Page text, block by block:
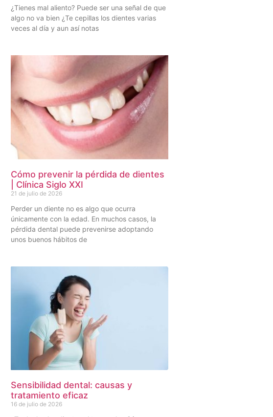
¿Tienes mal aliento? Puede ser una señal de que
algo no va bien ¿Te cepillas los dientes varias
veces al día y aun así notas
Cómo prevenir la pérdida de dientes
| Clínica Siglo XXI
21 de julio de 2026
Perder un diente no es algo que ocurra
únicamente con la edad. En muchos casos, la
pérdida dental puede prevenirse adoptando
unos buenos hábitos de
Sensibilidad dental: causas y
tratamiento eficaz
16 de julio de 2026